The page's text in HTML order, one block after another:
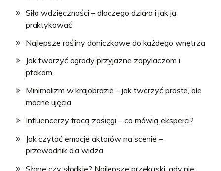
Siła wdzięczności – dlaczego działa i jak ją
praktykować
Najlepsze rośliny doniczkowe do każdego wnętrza
Jak tworzyć ogrody przyjazne zapylaczom i
ptakom
Minimalizm w krajobrazie – jak tworzyć proste, ale
mocne ujęcia
Influencerzy tracą zasięgi – co mówią eksperci?
Jak czytać emocje aktorów na scenie –
przewodnik dla widza
Słone czy słodkie? Najlepsze przekąski, gdy nie